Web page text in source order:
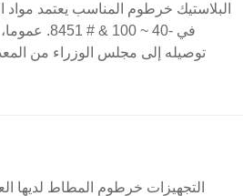
البلاستيك خرطوم المناسب يعتمد مواد
في -40 ~ 100
توصيله إلى مجلس الوزراء من
التجهيزات خرطوم المطاط لديها